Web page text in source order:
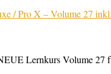
Lernkurs Volume